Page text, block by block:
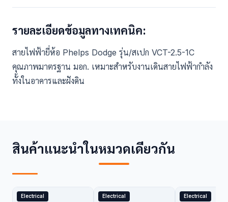
รายละเอียดข้อมูลทางเทคนิค:
สายไฟฟ้ายี่ห้อ Phelps Dodge รุ่น/สเปก VCT-2.5-1C
คุณภาพมาตรฐาน มอก. เหมาะสำหรับงานเดินสายไฟฟ้ากำลัง
ทั้งในอาคารและฝังดิน
สินค้าแนะนำในหมวดเดียวกัน
Electrical Electrical Electrical